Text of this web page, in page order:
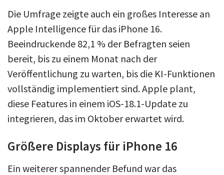
Die Umfrage zeigte auch ein großes Interesse an
Apple Intelligence für das iPhone 16.
Beeindruckende 82,1 % der Befragten seien
bereit, bis zu einem Monat nach der
Veröffentlichung zu warten, bis die KI-Funktionen
vollständig implementiert sind. Apple plant,
diese Features in einem iOS-18.1-Update zu
integrieren, das im Oktober erwartet wird.
Größere Displays für iPhone 16
Ein weiterer spannender Befund war das